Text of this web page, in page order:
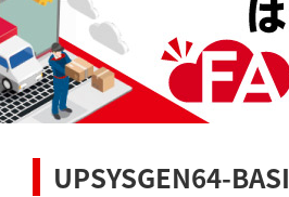
UPSYSGEN64-